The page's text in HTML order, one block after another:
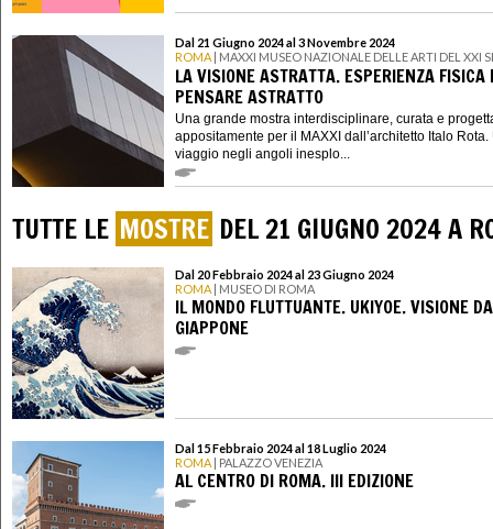
Dal 21 Giugno 2024 al 3 Novembre 2024
ROMA | MAXXI MUSEO NAZIONALE DELLE ARTI DEL XXI
LA VISIONE ASTRATTA. ESPERIENZA FISICA
PENSARE ASTRATTO
Una grande mostra interdisciplinare, curata e
appositamente per il MAXXI dall’architetto Italo Rota.
viaggio negli angoli inesplo...
TUTTE LE MOSTRE DEL 21 GIUGNO 2024 A
Dal 20 Febbraio 2024 al 23 Giugno 2024
ROMA | MUSEO DI ROMA
IL MONDO FLUTTUANTE. UKIYOE. VISIONE
GIAPPONE
Dal 15 Febbraio 2024 al 18 Luglio 2024
ROMA | PALAZZO VENEZIA
AL CENTRO DI ROMA. III EDIZIONE